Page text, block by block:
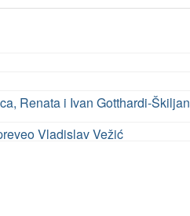
Renata i Ivan Gotthardi-Škiljan
Vladislav Vežić